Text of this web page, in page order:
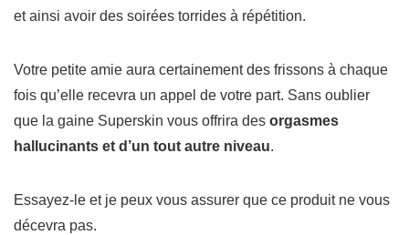
et ainsi avoir des soirées torrides à répétition.
Votre petite amie aura certainement des frissons à chaque
fois qu’elle recevra un appel de votre part. Sans oublier
que la gaine Superskin vous offrira des orgasmes
hallucinants et d’un tout autre niveau.
Essayez-le et je peux vous assurer que ce produit ne vous
décevra pas.